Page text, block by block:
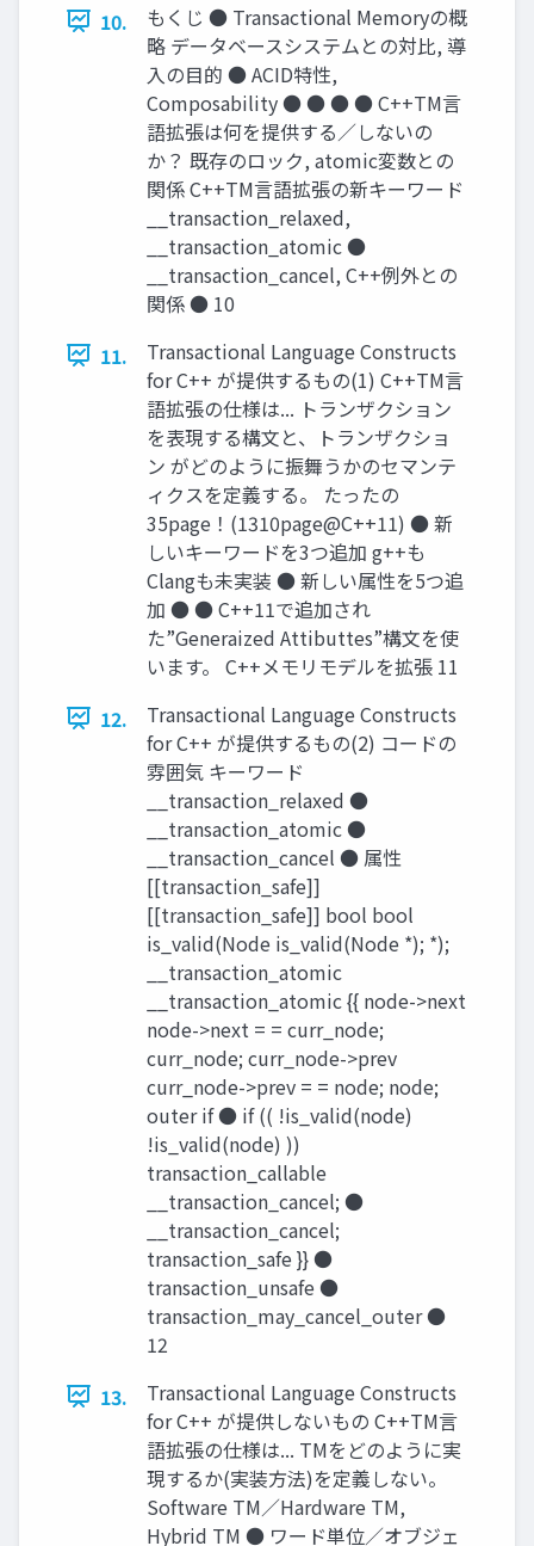
10.
もくじ ● Transactional Memoryの概
略 データベースシステムとの対比, 導
入の目的 ● ACID特性,
Composability ● ● ● ● C++TM言
語拡張は何を提供する／しないの
か？ 既存のロック, atomic変数との
関係 C++TM言語拡張の新キーワード
__transaction_relaxed,
__transaction_atomic ●
__transaction_cancel, C++例外との
関係 ● 10
11.
Transactional Language Constructs
for C++ が提供するもの(1) C++TM言
語拡張の仕様は... トランザクション
を表現する構文と、トランザクショ
ン がどのように振舞うかのセマンテ
ィクスを定義する。 たったの
35page！(1310page@C++11) ● 新
しいキーワードを3つ追加 g++も
Clangも未実装 ● 新しい属性を5つ追
加 ● ● C++11で追加され
た”Generaized Attibuttes”構文を使
います。 C++メモリモデルを拡張 11
12.
Transactional Language Constructs
for C++ が提供するもの(2) コードの
雰囲気 キーワード
__transaction_relaxed ●
__transaction_atomic ●
__transaction_cancel ● 属性
[[transaction_safe]]
[[transaction_safe]] bool bool
is_valid(Node is_valid(Node *); *);
__transaction_atomic
__transaction_atomic {{ node->next
node->next = = curr_node;
curr_node; curr_node->prev
curr_node->prev = = node; node;
outer if ● if (( !is_valid(node)
!is_valid(node) ))
transaction_callable
__transaction_cancel; ●
__transaction_cancel;
transaction_safe }} ●
transaction_unsafe ●
transaction_may_cancel_outer ●
12
13.
Transactional Language Constructs
for C++ が提供しないもの C++TM言
語拡張の仕様は... TMをどのように実
現するか(実装方法)を定義しない。
Software TM／Hardware TM,
Hybrid TM ● ワード単位／オブジェ